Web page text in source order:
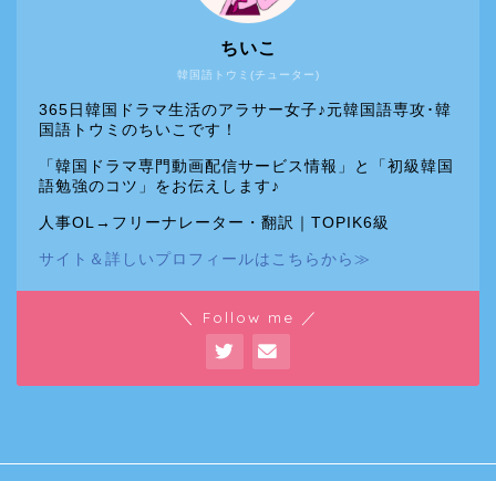
韓国語トウミ(チューター)
ちいこ
365日韓国ドラマ生活のアラサー女子♪元韓国語専攻･韓
国語トウミのちいこです！
「韓国ドラマ専門動画配信サービス情報」と「初級韓国
語勉強のコツ」をお伝えします♪
人事OL→フリーナレーター・翻訳｜TOPIK6級
サイト＆詳しいプロフィールはこちらから≫
＼ Follow me ／